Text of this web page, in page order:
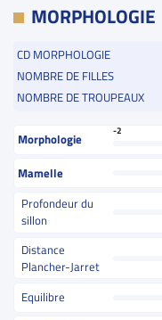
MORPHOLOGIE
CD MORPHOLOGIE
NOMBRE DE FILLES
NOMBRE DE TROUPEAUX
Morphologie
-2
Mamelle
Profondeur du
sillon
Distance
Plancher-Jarret
Equilibre